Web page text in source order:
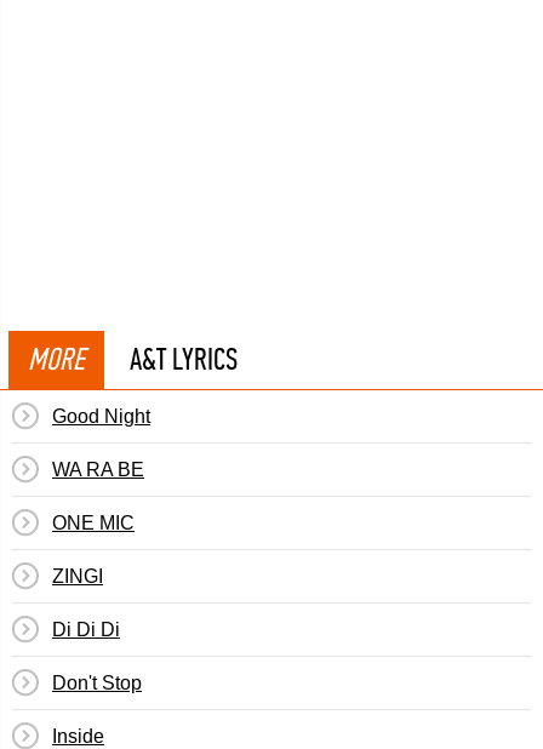
MORE A&T LYRICS
Good Night
WA RA BE
ONE MIC
ZINGI
Di Di Di
Don't Stop
Inside